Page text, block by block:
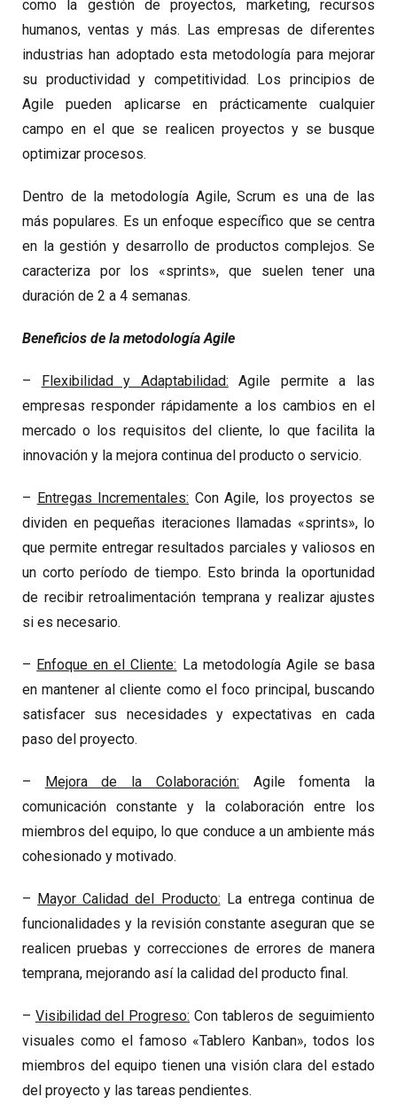
como la gestión de proyectos, marketing, recursos
humanos, ventas y más. Las empresas de diferentes
industrias han adoptado esta metodología para mejorar
su productividad y competitividad. Los principios de
Agile pueden aplicarse en prácticamente cualquier
campo en el que se realicen proyectos y se busque
optimizar procesos.
Dentro de la metodología Agile, Scrum es una de las
más populares. Es un enfoque específico que se centra
en la gestión y desarrollo de productos complejos. Se
caracteriza por los «sprints», que suelen tener una
duración de 2 a 4 semanas.
Beneficios de la metodología Agile
– Flexibilidad y Adaptabilidad: Agile permite a las
empresas responder rápidamente a los cambios en el
mercado o los requisitos del cliente, lo que facilita la
innovación y la mejora continua del producto o servicio.
– Entregas Incrementales: Con Agile, los proyectos se
dividen en pequeñas iteraciones llamadas «sprints», lo
que permite entregar resultados parciales y valiosos en
un corto período de tiempo. Esto brinda la oportunidad
de recibir retroalimentación temprana y realizar ajustes
si es necesario.
– Enfoque en el Cliente: La metodología Agile se basa
en mantener al cliente como el foco principal, buscando
satisfacer sus necesidades y expectativas en cada
paso del proyecto.
– Mejora de la Colaboración: Agile fomenta la
comunicación constante y la colaboración entre los
miembros del equipo, lo que conduce a un ambiente más
cohesionado y motivado.
– Mayor Calidad del Producto: La entrega continua de
funcionalidades y la revisión constante aseguran que se
realicen pruebas y correcciones de errores de manera
temprana, mejorando así la calidad del producto final.
– Visibilidad del Progreso: Con tableros de seguimiento
visuales como el famoso «Tablero Kanban», todos los
miembros del equipo tienen una visión clara del estado
del proyecto y las tareas pendientes.